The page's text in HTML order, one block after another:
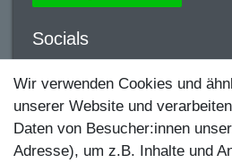
Socials
YouTube
Facebook
Instagram
Wir verwenden Cookies und
unserer Website und
Daten von Besucher:innen
Adresse), um z.B. Inhalte und